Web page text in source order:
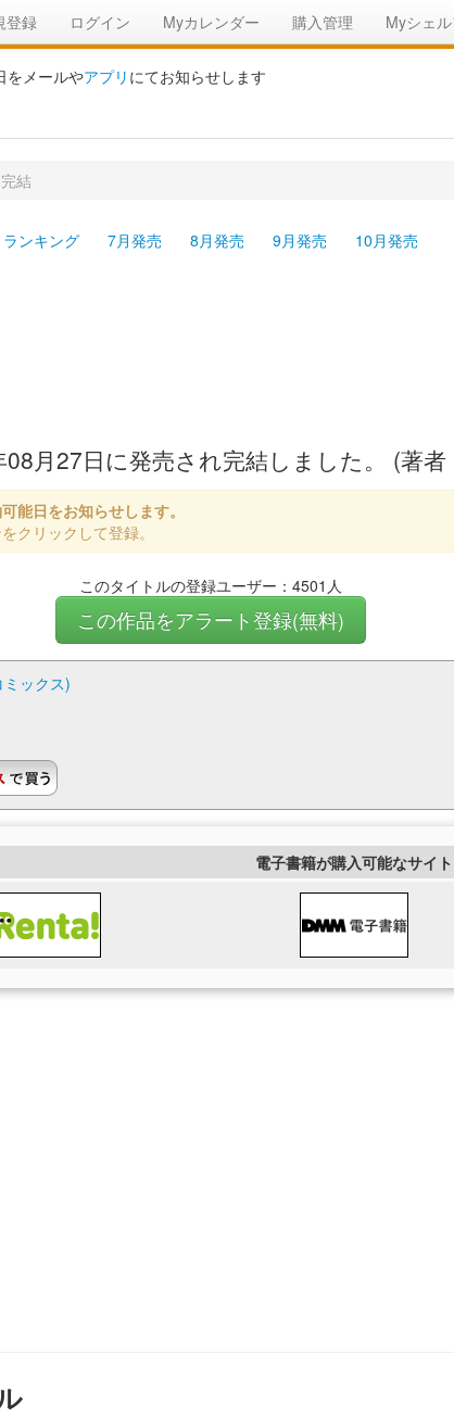
登録 ログイン Myカレンダー 購入管理 Myシェ
をメールやアプリ にてお知らせします
結
ランキング 7月発売 8月発売 9月発売 10月発売
月27日に発売され完結しました。 (著者
能日をお知らせします。
クリックして登録。
このタイトルの登録ユーザー：4501人
この作品をアラート登録(無料)
ックス)
電子書籍が購入可能なサイト